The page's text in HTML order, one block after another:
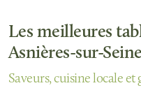
Les meilleures
Asnières-sur-Seine
Saveurs, cuisine locale